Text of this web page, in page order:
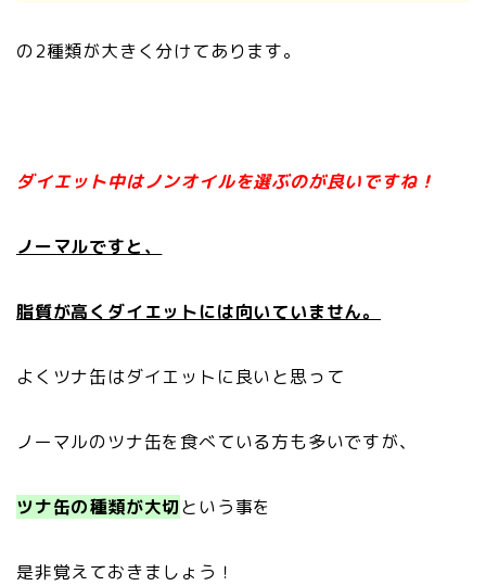
の2種類が大きく分けてあります。
ダイエット中はノンオイルを選ぶのが良いですね！
ノーマルですと、
脂質が高くダイエットには向いていません。
よくツナ缶はダイエットに良いと思って
ノーマルのツナ缶を食べている方も多いですが、
ツナ缶の種類が大切という事を
是非覚えておきましょう！